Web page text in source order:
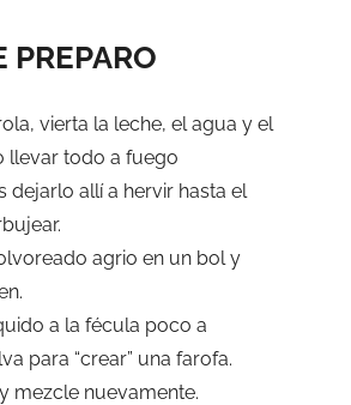
PREPARO
vierta la leche, el agua y el
llevar todo a fuego
dejarlo allí a hervir hasta el
agrio en un bol y
a la fécula poco a
para “crear” una farofa.
mezcle nuevamente.